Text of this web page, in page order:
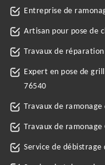
Entreprise de
Artisan pour pose de
Travaux de
Expert en pose de
76540
Travaux de
Travaux de
Service de débistrage